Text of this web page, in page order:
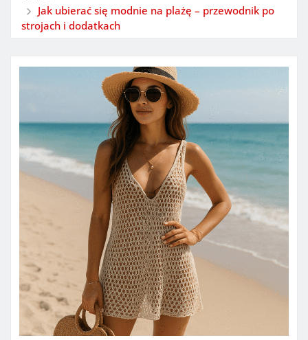
Jak ubierać się modnie na plażę – przewodnik po
strojach i dodatkach